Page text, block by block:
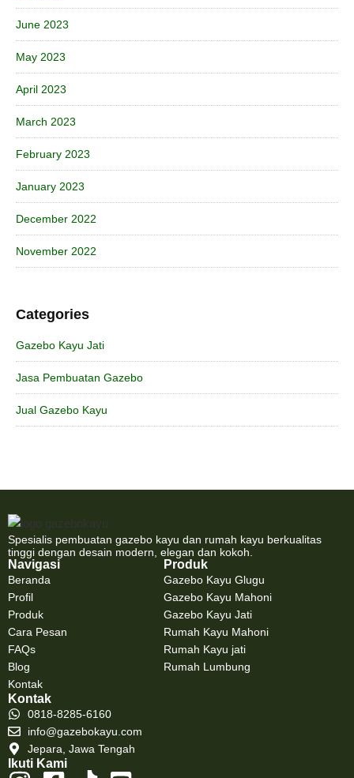
June 2023
May 2023
April 2023
March 2023
February 2023
January 2023
December 2022
November 2022
Categories
Gazebo Kayu Jati
Jasa Pembuatan Gazebo
Jual Gazebo Kayu
Spesialis pembuatan gazebo kayu dan rumah kayu berkualitas
tinggi dengan desain modern, elegan dan kokoh.
Navigasi
Beranda
Profil
Produk
Cara Pesan
FAQs
Blog
Kontak
Produk
Gazebo Kayu Glugu
Gazebo Kayu Mahoni
Gazebo Kayu Jati
Rumah Kayu Mahoni
Rumah Kayu jati
Rumah Lumbung
Kontak
0818-8285-6160
info@gazebokayu.com
Jepara, Jawa Tengah
Ikuti Kami